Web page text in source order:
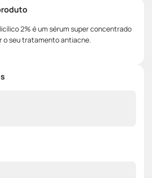
2% é um sérum super concentrado
o seu tratamento antiacne.